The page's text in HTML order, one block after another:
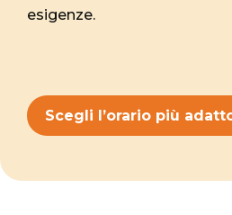
esigenze.
Scegli l’orario più